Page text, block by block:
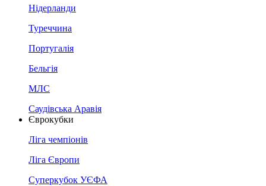
Нідерланди
Туреччина
Португалія
Бельгія
МЛС
Саудівська Аравія
Єврокубки
Ліга чемпіонів
Ліга Європи
Суперкубок УЄФА